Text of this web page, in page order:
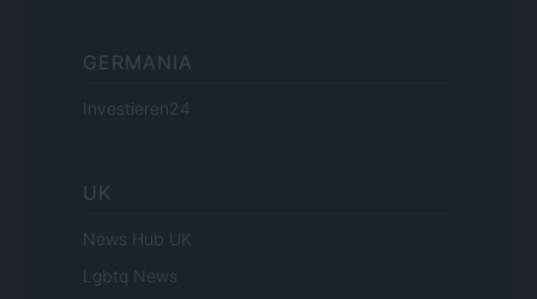
GERMANIA
Investieren24
UK
News Hub UK
Lgbtq News